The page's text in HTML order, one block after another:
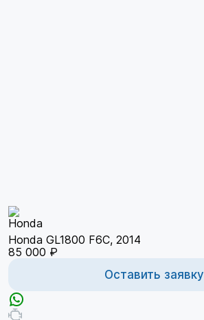
Honda GL1800 F6C, 2014
85 000 ₽
Оставить заявку